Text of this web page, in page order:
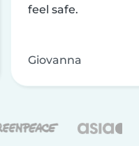
feel safe.
Giovanna